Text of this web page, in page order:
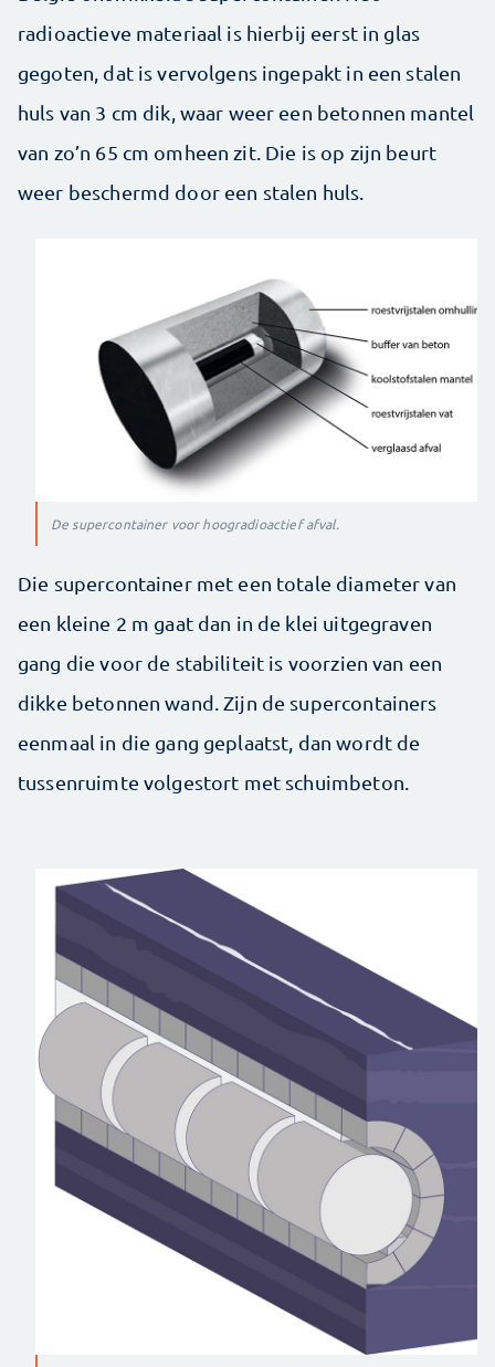
radioactieve materiaal is hierbij eerst in glas
gegoten, dat is vervolgens ingepakt in een stalen
huls van 3 cm dik, waar weer een betonnen mantel
van zo’n 65 cm omheen zit. Die is op zijn beurt
weer beschermd door een stalen huls.
De supercontainer voor hoogradioactief afval.
Die supercontainer met een totale diameter van
een kleine 2 m gaat dan in de klei uitgegraven
gang die voor de stabiliteit is voorzien van een
dikke betonnen wand. Zijn de supercontainers
eenmaal in die gang geplaatst, dan wordt de
tussenruimte volgestort met schuimbeton.